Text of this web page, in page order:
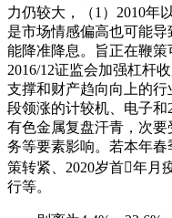
力仍较大，（1）2010年
是市场情感偏高也可能
能降准降息。旨正在鞭策
2016/12证监会加强杠杆
支撑和财产趋向向上的行
段领涨的计较机、电子和
有色金属复盘汗青，次
务等要素影响。若本年春
策转紧、2020岁首年月
行等。